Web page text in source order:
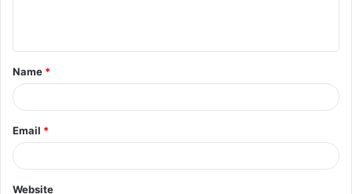
t
*
Name *
Email *
Website